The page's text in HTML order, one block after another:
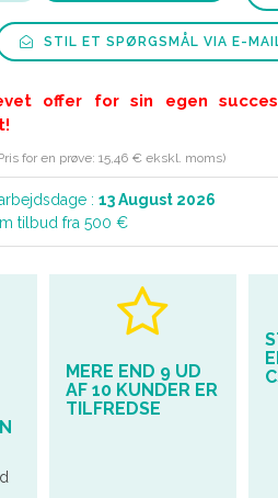
STIL ET SPØRGSMÅL VIA E-
offer for sin egen
for en prøve: 15,46 € ekskl. moms)
: 13 August 2026
tilbud fra 500 €
MERE END 9 UD
AF 10 KUNDER ER
TILFREDSE